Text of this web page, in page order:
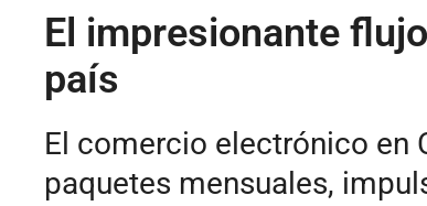
El impresionante
país
El comercio electrónico en
paquetes mensuales,